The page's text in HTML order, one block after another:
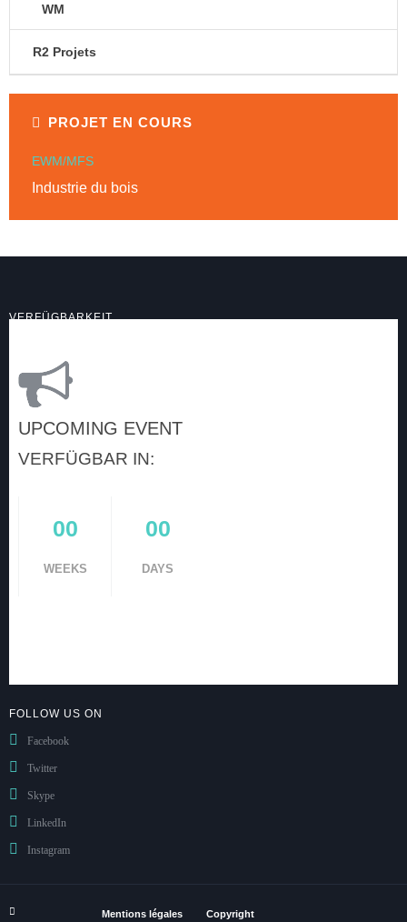
WM
R2 Projets
PROJET EN COURS
EWM/MFS
Industrie du bois
VERFÜGBARKEIT
UPCOMING EVENT
VERFÜGBAR IN:
00
WEEKS
00
DAYS
FOLLOW US ON
Facebook
Twitter
Skype
LinkedIn
Instagram
Mentions légales Copyright